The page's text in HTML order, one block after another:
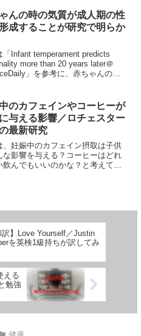
んの時の気質が成人期の性
成することが研究で明らか
「Infant temperament predicts
more than 20 years later＠
」を参考に、赤ちゃんの生
のカフェインやコーヒーが
与える影響／ロチェスター
最新研究
、妊娠中のカフェイン摂取は子供
な影響を与える？コーヒーはどれ
飲んでもいいのかな？と考えてい
訳】Love Yourself／Justin
を英検1級持ちが訳してみ
える
勉強